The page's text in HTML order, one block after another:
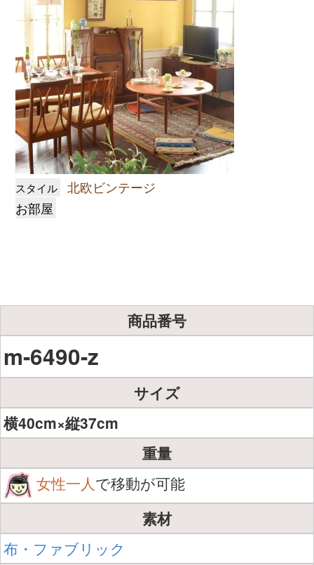
スタイル
北欧ビンテージ
お部屋
商品番号
m-6490-z
サイズ
横40cm×縦37cm
重量
女性一人で移動が可能
素材
布・ファブリック